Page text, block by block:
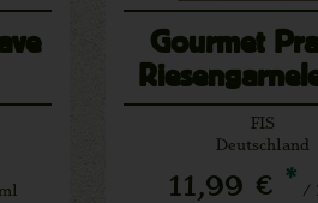
Gourmet
FIS
Deutschland
11,99 € * /